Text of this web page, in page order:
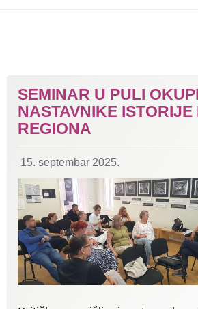
SEMINAR U PULI
NASTAVNIKE ISTORIJE
REGIONA
15. septembar 2025.